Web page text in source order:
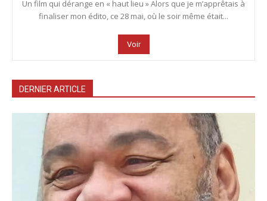
Un film qui dérange en « haut lieu » Alors que je m’apprêtais à
finaliser mon édito, ce 28 mai, où le soir même était...
Voir
DERNIER ARTICLE